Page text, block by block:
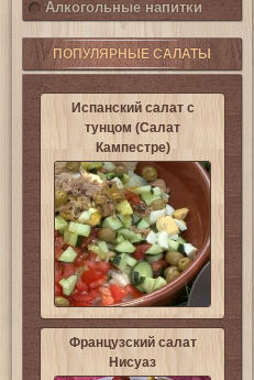
Алкогольные напитки
ПОПУЛЯРНЫЕ САЛАТЫ
Испанский салат с
тунцом (Салат
Кампестре)
Французский салат
Нисуаз